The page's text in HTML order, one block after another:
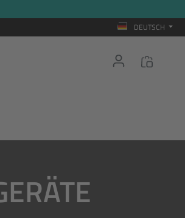
DEUTSCH